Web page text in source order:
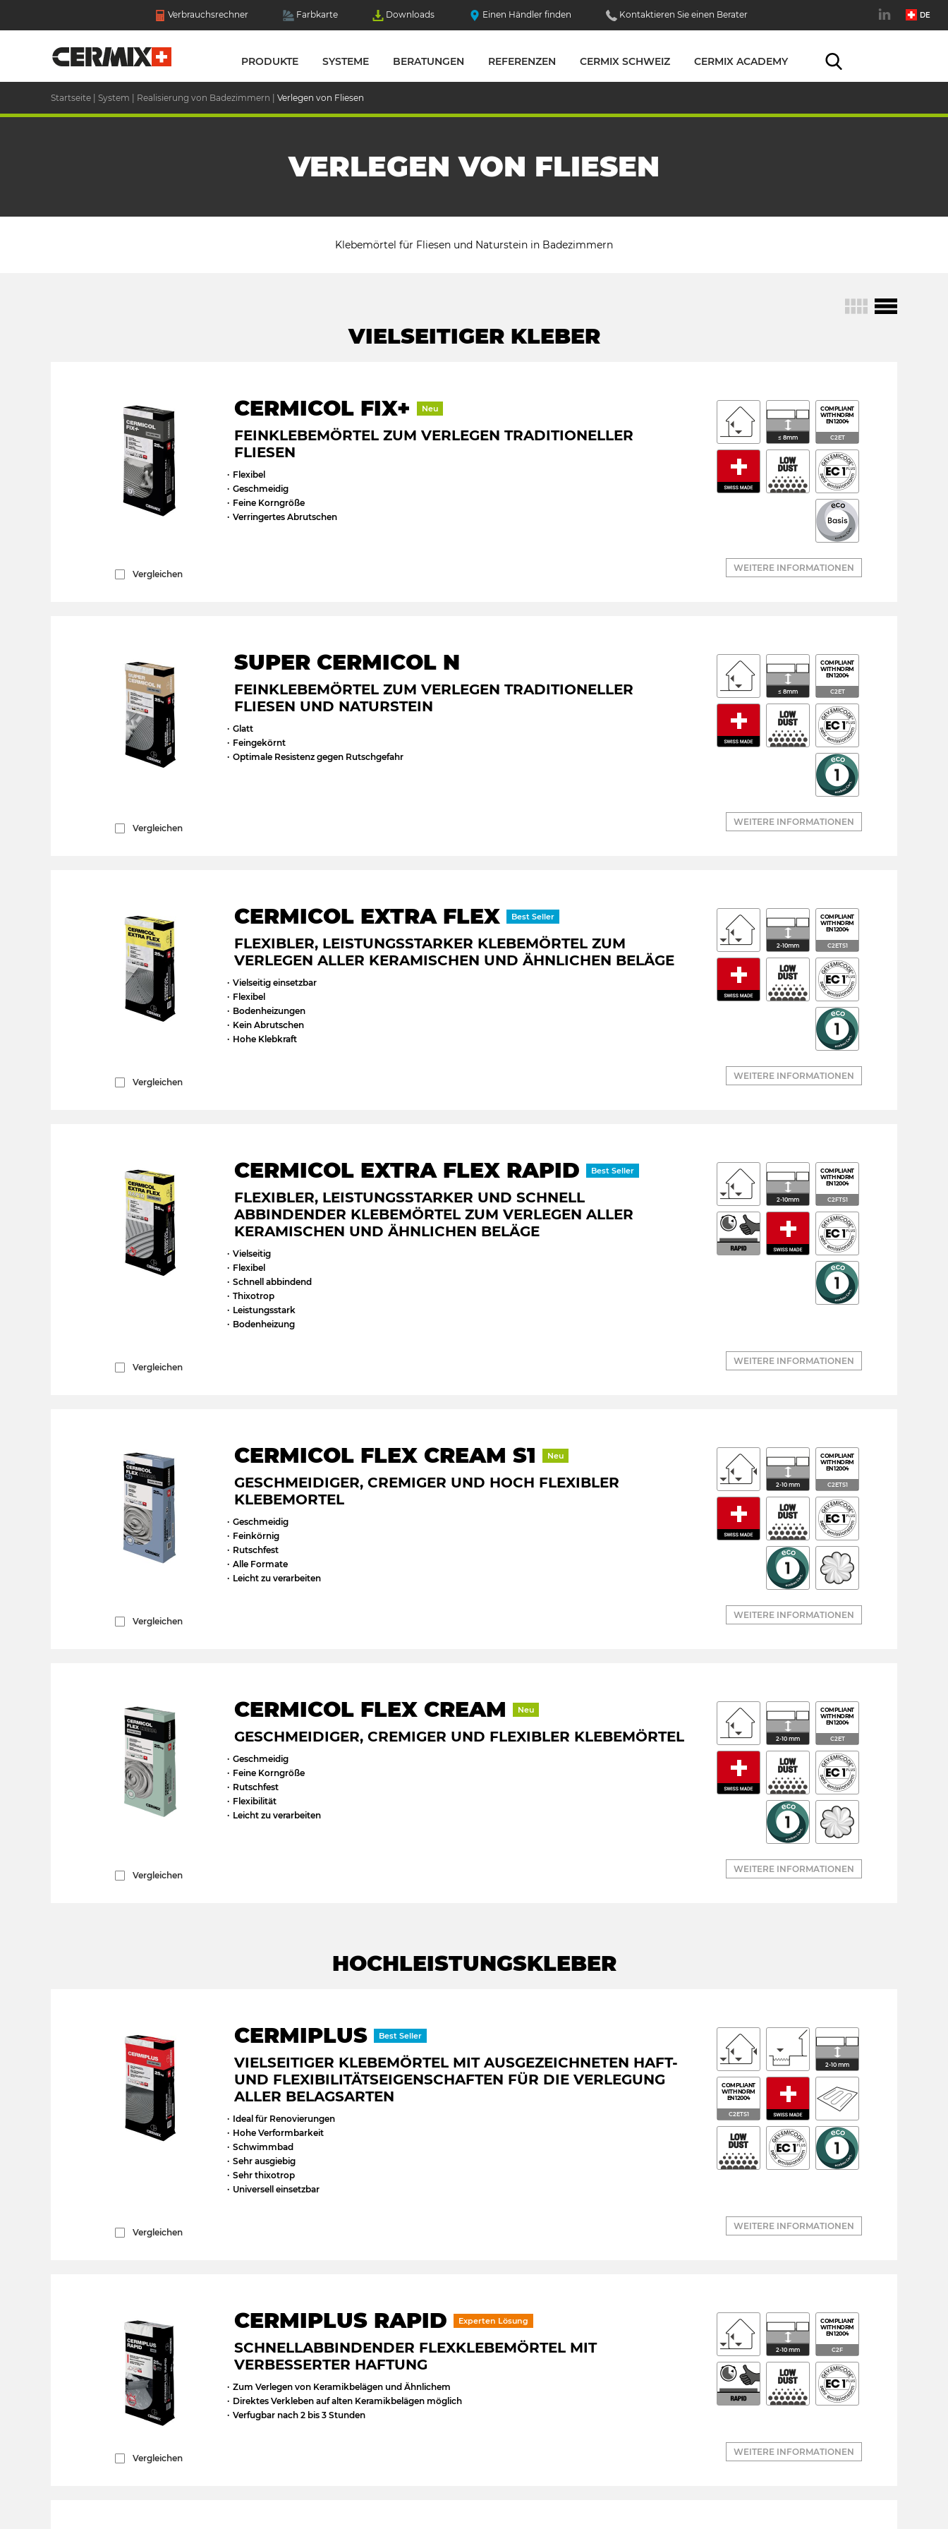
Verbrauchsrechner Farbkarte Downloads Einen Händler finden Kontaktieren Sie einen Berater
PRODUKTE SYSTEME BERATUNGEN REFERENZEN CERMIX SCHWEIZ CERMIX ACADEMY
Startseite System Realisierung von Badezimmern Verlegen von Fliesen
DE
VERLEGEN VON FLIESEN
Klebemörtel für Fliesen und Naturstein in Badezimmern
VIELSEITIGER KLEBER
CERMICOL FIX+ Neu
FEINKLEBEMÖRTEL ZUM VERLEGEN TRADITIONELLER
FLIESEN
Flexibel
Geschmeidig
Feine Korngröße
Verringertes Abrutschen
≤ 8mm
COMPLIANT
WITH NORM
EN 12004
C2ET
WEITERE INFORMATIONEN
Vergleichen
SUPER CERMICOL N
FEINKLEBEMÖRTEL ZUM VERLEGEN TRADITIONELLER
FLIESEN UND NATURSTEIN
Glatt
Feingekörnt
Optimale Resistenz gegen Rutschgefahr
≤ 8mm
COMPLIANT
WITH NORM
EN 12004
C2ET
WEITERE INFORMATIONEN
Vergleichen
CERMICOL EXTRA FLEX Best Seller
FLEXIBLER, LEISTUNGSSTARKER KLEBEMÖRTEL ZUM
VERLEGEN ALLER KERAMISCHEN UND ÄHNLICHEN BELÄGE
Vielseitig einsetzbar
Flexibel
Bodenheizungen
Kein Abrutschen
Hohe Klebkraft
2-10mm
COMPLIANT
WITH NORM
EN 12004
C2ETS1
WEITERE INFORMATIONEN
Vergleichen
CERMICOL EXTRA FLEX RAPID Best Seller
FLEXIBLER, LEISTUNGSSTARKER UND SCHNELL
ABBINDENDER KLEBEMÖRTEL ZUM VERLEGEN ALLER
KERAMISCHEN UND ÄHNLICHEN BELÄGE
Vielseitig
Flexibel
Schnell abbindend
Thixotrop
Leistungsstark
Bodenheizung
2-10mm
COMPLIANT
WITH NORM
EN 12004
C2FTS1
WEITERE INFORMATIONEN
Vergleichen
CERMICOL FLEX CREAM S1 Neu
GESCHMEIDIGER, CREMIGER UND HOCH FLEXIBLER
KLEBEMORTEL
Geschmeidig
Feinkörnig
Rutschfest
Alle Formate
Leicht zu verarbeiten
2-10 mm
COMPLIANT
WITH NORM
EN 12004
C2ETS1
WEITERE INFORMATIONEN
Vergleichen
CERMICOL FLEX CREAM Neu
GESCHMEIDIGER, CREMIGER UND FLEXIBLER KLEBEMÖRTEL
Geschmeidig
Feine Korngröße
Rutschfest
Flexibilität
Leicht zu verarbeiten
2-10 mm
COMPLIANT
WITH NORM
EN 12004
C2ET
WEITERE INFORMATIONEN
Vergleichen
HOCHLEISTUNGSKLEBER
CERMIPLUS Best Seller
VIELSEITIGER KLEBEMÖRTEL MIT AUSGEZEICHNETEN HAFT-
UND FLEXIBILITÄTSEIGENSCHAFTEN FÜR DIE VERLEGUNG
ALLER BELAGSARTEN
Ideal für Renovierungen
Hohe Verformbarkeit
Schwimmbad
Sehr ausgiebig
Sehr thixotrop
Universell einsetzbar
2-10 mm
COMPLIANT
WITH NORM
EN 12004
C2ETS1
WEITERE INFORMATIONEN
Vergleichen
CERMIPLUS RAPID Experten Lösung
SCHNELLABBINDENDER FLEXKLEBEMÖRTEL MIT
VERBESSERTER HAFTUNG
Zum Verlegen von Keramikbelägen und Ähnlichem
Direktes Verkleben auf alten Keramikbelägen möglich
Verfugbar nach 2 bis 3 Stunden
2-10 mm
COMPLIANT
WITH NORM
EN 12004
C2F
WEITERE INFORMATIONEN
Vergleichen